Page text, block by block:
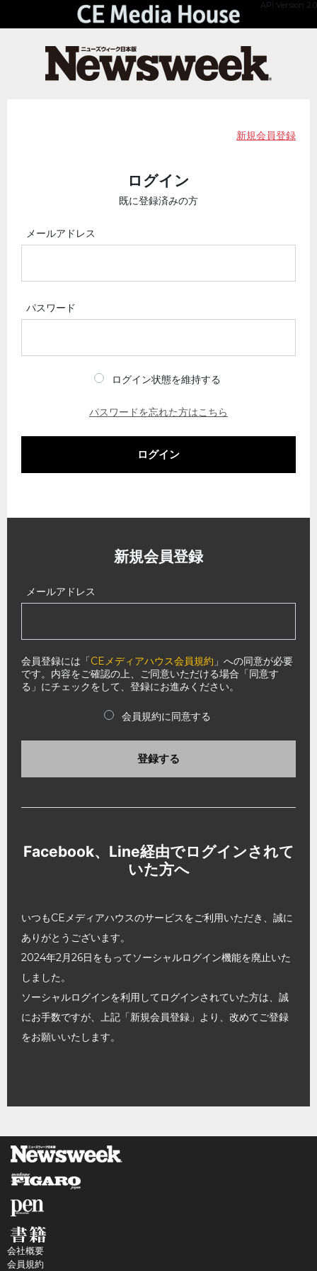
API Version 2.0
新規会員登録
ログイン
既に登録済みの方
メールアドレス
パスワード
ログイン状態を維持する
パスワードを忘れた方はこちら
ログイン
新規会員登録
メールアドレス
会員登録には「CEメディアハウス会員規約 」への同意が必要
です。内容をご確認の上、ご同意いただける場合「同意す
る」にチェックをして、登録にお進みください。
会員規約に同意する
登録する
Facebook、Line経由でログインされて
いた方へ
いつもCEメディアハウスのサービスをご利用いただき、誠に
ありがとうございます。
2024年2月26日をもってソーシャルログイン機能を廃止いた
しました。
ソーシャルログインを利用してログインされていた方は、誠
にお手数ですが、上記「新規会員登録」より、改めてご登録
をお願いいたします。
会社概要
会員規約